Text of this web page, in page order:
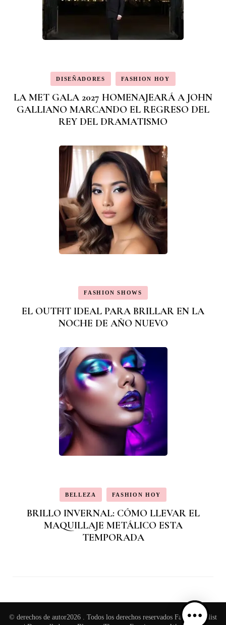
DISEÑADORES FASHION HOY
LA MET GALA 2027 HOMENAJEARÁ A JOHN
GALLIANO MARCANDO EL REGRESO DEL
REY DEL DRAMATISMO
FASHION SHOWS
EL OUTFIT IDEAL PARA BRILLAR EN LA
NOCHE DE AÑO NUEVO
BELLEZA FASHION HOY
BRILLO INVERNAL: CÓMO LLEVAR EL
MAQUILLAJE METÁLICO ESTA
TEMPORADA
© derechos de autor2026 . Todos los derechos reservados Fashion Stylist